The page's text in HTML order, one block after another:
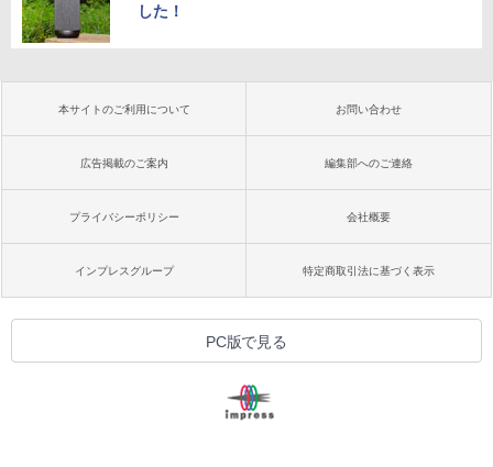
した！
本サイトのご利用について お問い合わせ
広告掲載のご案内 編集部へのご連絡
プライバシーポリシー 会社概要
インプレスグループ 特定商取引法に基づく表示
PC版で見る